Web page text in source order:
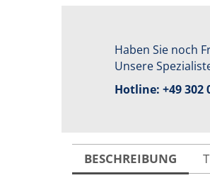
Haben Sie noch
Unsere
Hotline: +49 302
BESCHREIBUNG